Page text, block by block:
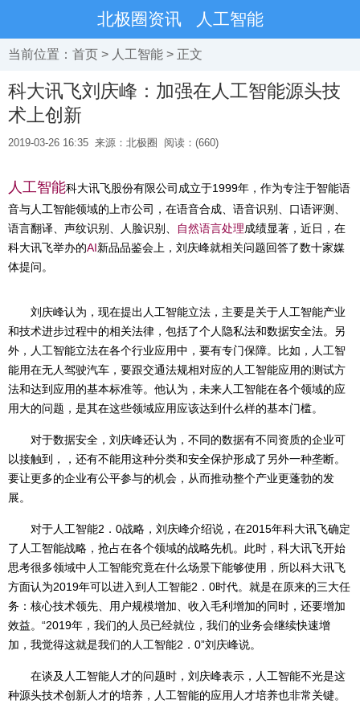
北极圈资讯 人工智能
当前位置： 首页 > 人工智能 > 正文
科大讯飞刘庆峰：加强在人工智能源头技
术上创新
2019-03-26 16:35 来源：北极圈 阅读：(660)
人工智能科大讯飞股份有限公司成立于1999年，作为专注于智能语
音与人工智能领域的上市公司，在语音合成、语音识别、口语评测、
语言翻译、声纹识别、人脸识别、
自然语言处理成绩显著，近日，在
科大讯飞举办的AI新品品鉴会上，刘庆峰就相关问题回答了数十家媒
体提问。
刘庆峰认为，现在提出人工智能立法，主要是关于人工智能产业
和技术进步过程中的相关法律，包括了个人隐私法和数据安全法。另
外，人工智能立法在各个行业应用中，要有专门保障。比如，人工智
能用在无人驾驶汽车，要跟交通法规相对应的人工智能应用的测试方
法和达到应用的基本标准等。他认为，未来人工智能在各个领域的应
用大的问题，是其在这些领域应用应该达到什么样的基本门槛。
对于数据安全，刘庆峰还认为，不同的数据有不同资质的企业可
以接触到，，还有不能用这种分类和安全保护形成了另外一种垄断。
要让更多的企业有公平参与的机会，从而推动整个产业更蓬勃的发
展。
对于人工智能2．0战略，刘庆峰介绍说，在2015年科大讯飞确定
了人工智能战略，抢占在各个领域的战略先机。此时，科大讯飞开始
思考很多领域中人工智能究竟在什么场景下能够使用，所以科大讯飞
方面认为2019年可以进入到人工智能2．0时代。就是在原来的三大任
务：核心技术领先、用户规模增加、收入毛利增加的同时，还要增加
效益。“2019年，我们的人员已经就位，我们的业务会继续快速增
加，我觉得这就是我们的人工智能2．0”刘庆峰说。
在谈及人工智能人才的问题时，刘庆峰表示，人工智能不光是这
种源头技术创新人才的培养，人工智能的应用人才培养也非常关键。